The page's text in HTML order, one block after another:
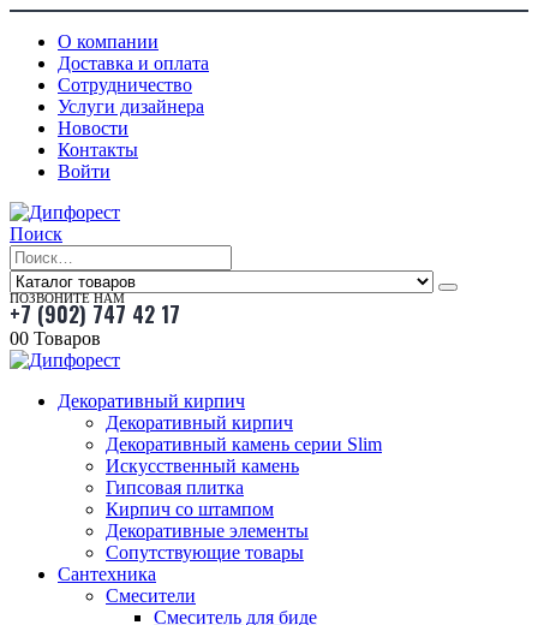
О компании
Доставка и оплата
Сотрудничество
Услуги дизайнера
Новости
Контакты
Войти
Поиск
ПОЗВОНИТЕ НАМ
+7 (902) 747 42 17
00 Товаров
Декоративный кирпич
Декоративный кирпич
Декоративный камень серии Slim
Искусственный камень
Гипсовая плитка
Кирпич со штампом
Декоративные элементы
Сопутствующие товары
Сантехника
Смесители
Смеситель для биде